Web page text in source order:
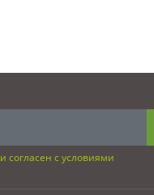
и согласен с условиями